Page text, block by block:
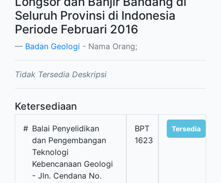
Seluruh Provinsi di Indonesia
Periode Februari 2016
Badan Geologi - Nama Orang;
Tidak Tersedia Deskripsi
Ketersediaan
# Balai Penyelidikan
dan Pengembangan
Teknologi
Kebencanaan Geologi
- Jln. Cendana No.
BPT
1623
Tersedia